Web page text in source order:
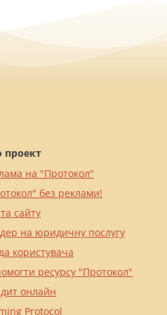
проект
на "Протокол"
без реклами!
сайту
на юридичну послугу
користувача
ресурсу "Протокол"
онлайн
Protocol